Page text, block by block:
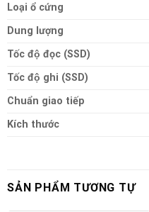
Loại ổ cứng
Dung lượng
Tốc độ đọc (SSD)
Tốc độ ghi (SSD)
Chuẩn giao tiếp
Kích thước
SẢN PHẨM TƯƠNG TỰ